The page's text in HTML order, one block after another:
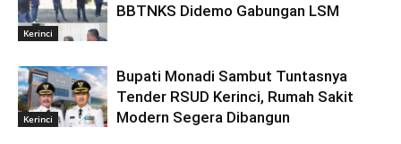
Kerinci
BBTNKS Didemo Gabungan LSM
Kerinci
Bupati Monadi Sambut Tuntasnya
Tender RSUD Kerinci, Rumah Sakit
Modern Segera Dibangun